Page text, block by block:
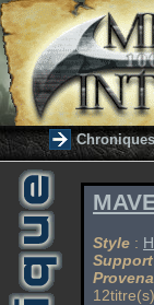
Chroniques
Style :
Support